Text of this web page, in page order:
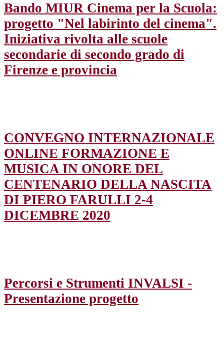
Bando MIUR Cinema per la Scuola:
progetto "Nel labirinto del cinema".
Iniziativa rivolta alle scuole
secondarie di secondo grado di
Firenze e provincia
CONVEGNO INTERNAZIONALE
ONLINE FORMAZIONE E
MUSICA IN ONORE DEL
CENTENARIO DELLA NASCITA
DI PIERO FARULLI 2-4
DICEMBRE 2020
Percorsi e Strumenti INVALSI -
Presentazione progetto